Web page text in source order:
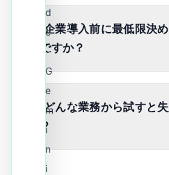
企業導入前に最低限決
何ですか？
どんな業務から試すと
？
d
e
・
G
e
m
i
n
i